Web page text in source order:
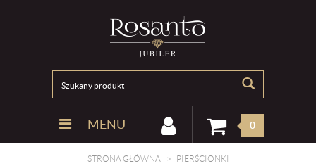
MENU 0
STRONA GŁÓWNA
PIERŚCIONKI